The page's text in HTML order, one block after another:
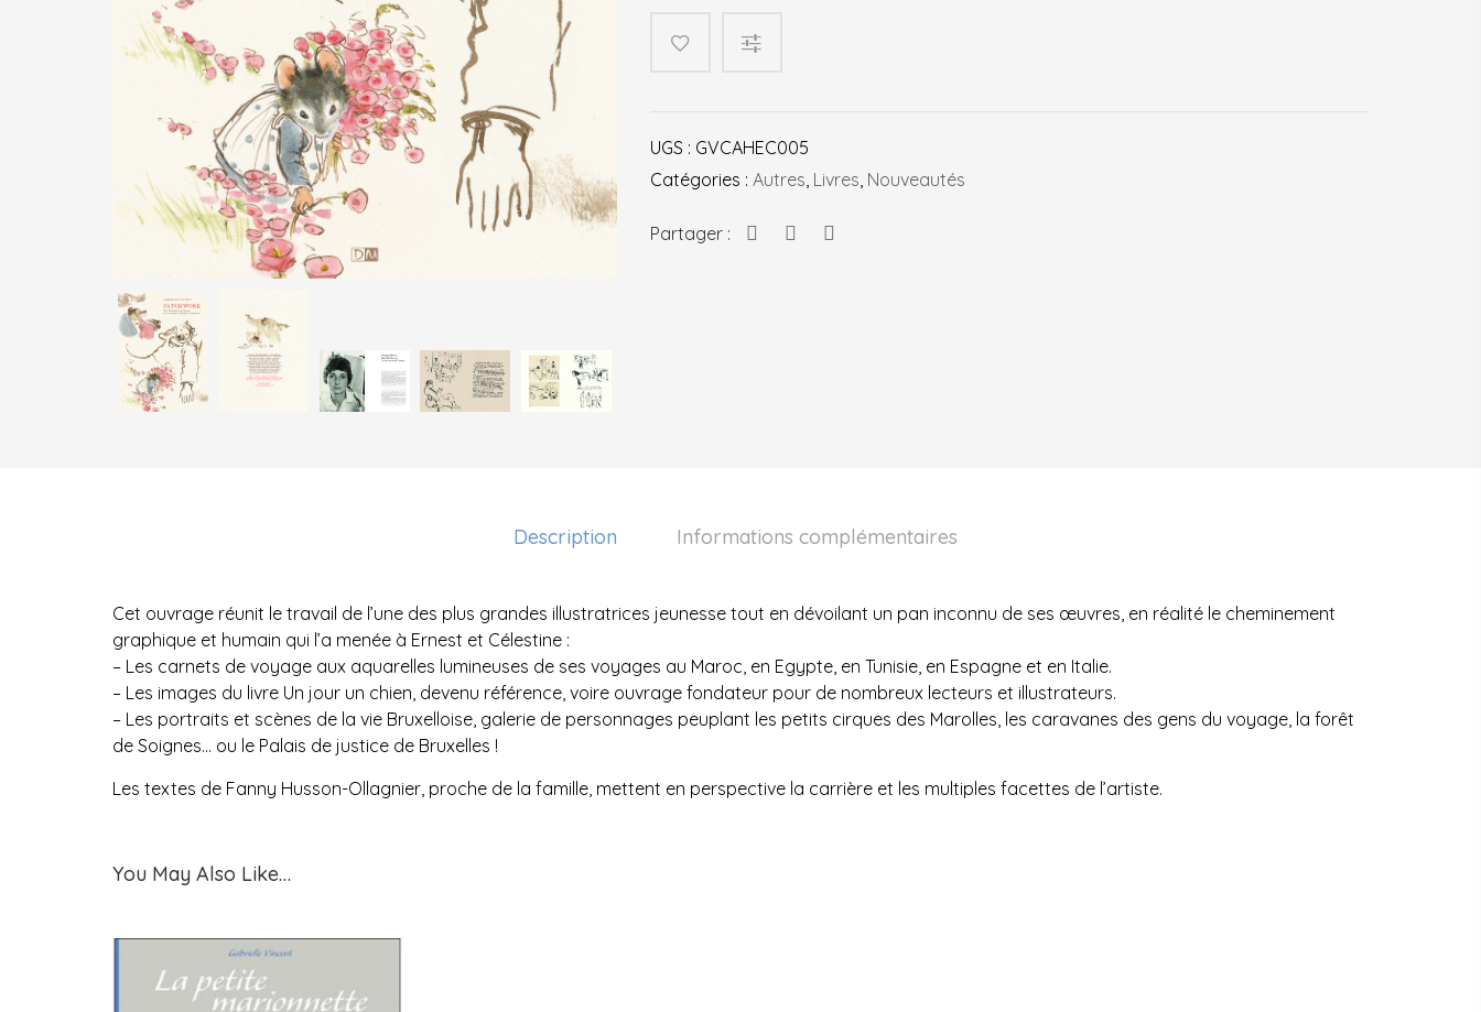
Patchwork
UGS : GVCAHEC005
Catégories : Autres, Livres, Nouveautés
Partager :
Description Informations complémentaires
Cet ouvrage réunit le travail de l’une des plus grandes illustratrices jeunesse tout en dévoilant un pan inconnu de ses œuvres, en réalité le cheminement
graphique et humain qui l’a menée à Ernest et Célestine :
– Les carnets de voyage aux aquarelles lumineuses de ses voyages au Maroc, en Egypte, en Tunisie, en Espagne et en Italie.
– Les images du livre Un jour un chien, devenu référence, voire ouvrage fondateur pour de nombreux lecteurs et illustrateurs.
– Les portraits et scènes de la vie Bruxelloise, galerie de personnages peuplant les petits cirques des Marolles, les caravanes des gens du voyage, la forêt
de Soignes… ou le Palais de justice de Bruxelles !
Les textes de Fanny Husson-Ollagnier, proche de la famille, mettent en perspective la carrière et les multiples facettes de l’artiste.
You May Also Like…